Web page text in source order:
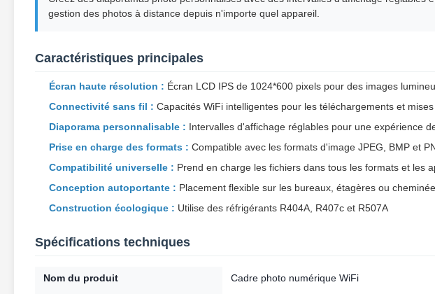
gestion des photos à distance depuis n'importe quel appareil.
Caractéristiques principales
Écran haute résolution : Écran LCD IPS de 1024*600 pixels pour des images
Connectivité sans fil : Capacités WiFi intelligentes pour les téléchargements et
Diaporama personnalisable : Intervalles d'affichage réglables pour une expérience
Prise en charge des formats : Compatible avec les formats d'image JPEG, BMP et
Compatibilité universelle : Prend en charge les fichiers dans tous les formats et les
Conception autoportante : Placement flexible sur les bureaux, étagères ou
Construction écologique : Utilise des réfrigérants R404A, R407c et R507A
Spécifications techniques
Nom du produit
Cadre photo numérique WiFi